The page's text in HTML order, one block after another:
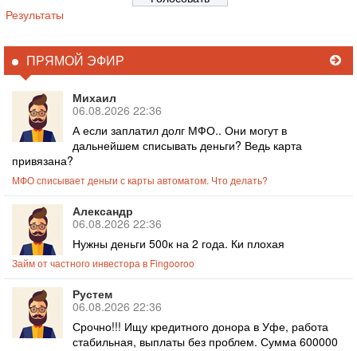
Результаты
ПРЯМОЙ ЭФИР
Михаил
06.08.2026 22:36
А если заплатил долг МФО.. Они могут в
дальнейшем списывать деньги? Ведь карта
привязана?
МФО списывает деньги с карты автоматом. Что делать?
Александр
06.08.2026 22:36
Нужны деньги 500к на 2 года. Ки плохая
Займ от частного инвестора в Fingooroo
Рустем
06.08.2026 22:36
Срочно!!! Ищу кредитного донора в Уфе, работа
стабильная, выплаты без проблем. Сумма 600000